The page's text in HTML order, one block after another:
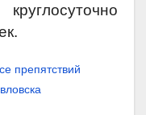
препятствий